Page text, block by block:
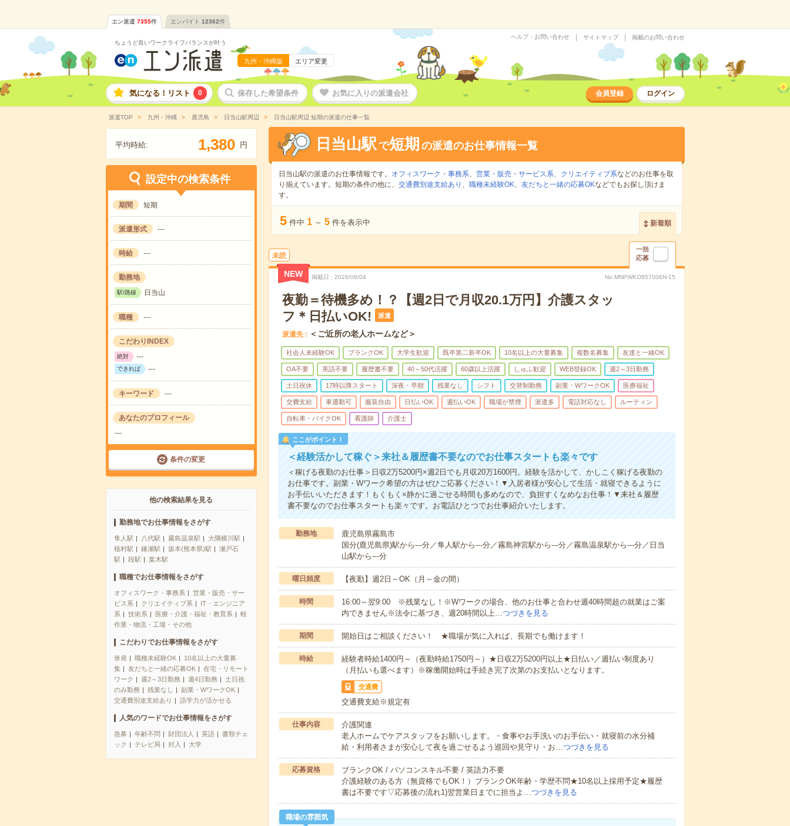
エン派遣 7355件 エンバイト 12362件
ちょうど良いワークライフバランスが叶う
九州・沖縄版 エリア変更
ヘルプ・お問い合わせ サイトマップ 掲載のお問い合わせ
気になる！リスト 0 保存した希望条件 お気に入りの派遣会社 会員登録 ログイン
派遣TOP 九州・沖縄 鹿児島 日当山駅周辺 日当山駅周辺 短期の派遣の仕事一覧
平均時給: 1,380 円
設定中の検索条件
期間 短期
派遣形式 ---
時給 ---
勤務地
駅/路線 日当山
職種 ---
こだわりINDEX
絶対 ---
できれば ---
キーワード ---
あなたのプロフィール
---
条件の変更
他の検索結果を見る
勤務地でお仕事情報をさがす
隼人駅 八代駅 霧島温泉駅
大隅横川駅
植村駅
鎌瀬駅 坂本(熊本県)駅
瀬戸石
駅
段駅 葉木駅
職種でお仕事情報をさがす
オフィスワーク・事務系
営業・販売・サー
ビス系
クリエイティブ系
IT・エンジニア
系
技術系 医療・介護・福祉・教育系
軽
作業・物流・工場・その他
こだわりでお仕事情報をさがす
単発 職種未経験OK
10名以上の大量募
集
友だちと一緒の応募OK
在宅・リモート
ワーク
週2～3日勤務 週4日勤務
土日祝
のみ勤務
残業なし
副業・WワークOK
交通費別途支給あり
語学力が活かせる
人気のワードでお仕事情報をさがす
急募 年齢不問 財団法人 英語
書類チェ
ック
テレビ局 封入 大学
日当山駅 で短期 の派遣のお仕事情報一覧
日当山駅の派遣のお仕事情報です。 オフィスワーク・事務系、 営業・販売・サービス系、 クリエイティブ系などのお仕事を取
り揃えています。短期の条件の他に、 交通費別途支給あり 、 職種未経験OK、 友だちと一緒の応募OKなどでもお探し頂けま
す。
5 件中 1 ～ 5 件を表示中 新着順
未読
一括
応募
NEW 掲載日 2026/08/04 No.MNPWKO857006N-15
夜勤＝待機多め！？【週2日で月収20.1万円】介護スタッ
フ＊日払いOK!
派遣
派遣先 ＜ご近所の老人ホームなど＞
社会人未経験OK ブランクOK 大学生歓迎 既卒第二新卒OK 10名以上の大量募集 複数名募集 友達と一緒OK
OA不要 英語不要 履歴書不要 40～50代活躍 60歳以上活躍 しゅふ歓迎 WEB登録OK 週2～3日勤務
土日祝休 17時以降スタート 深夜・早朝 残業なし シフト 交替制勤務 副業・WワークOK 医療福祉
交費支給 車通勤可 服装自由 日払いOK 週払いOK 職場が禁煙 派遣多 電話対応なし ルーティン
自転車・バイクOK 看護師 介護士
ここがポイント！
＜経験活かして稼ぐ＞来社＆履歴書不要なのでお仕事スタートも楽々です
＜稼げる夜勤のお仕事＞日収2万5200円×週2日でも月収20万1600円。経験を活かして、かしこく稼げる夜勤の
お仕事です。副業・Wワーク希望の方はぜひご応募ください！▼入居者様が安心して生活・就寝できるように
お手伝いいただきます！もくもく×静かに過ごせる時間も多めなので、負担すくなめなお仕事！▼来社＆履歴
書不要なのでお仕事スタートも楽々です。お電話ひとつでお仕事紹介いたします。
勤務地
鹿児島県霧島市
国分(鹿児島県)駅から---分／隼人駅から---分／霧島神宮駅から---分／霧島温泉駅から---分／日当
山駅から---分
曜日頻度 【夜勤】週2日～OK（月～金の間）
時間
16:00～翌9:00 ※残業なし！※Wワークの場合、他のお仕事と合わせ週40時間超の就業はご案
内できません※法令に基づき、週20時間以上…つづきを見る
期間 開始日はご相談ください！ ★職場が気に入れば、長期でも働けます！
時給
経験者時給1400円～（夜勤時給1750円～）★日収2万5200円以上★日払い／週払い制度あり
（月払いも選べます）※稼働開始時は手続き完了次第のお支払いとなります。
交通費
交通費支給※規定有
仕事内容
介護関連
老人ホームでケアスタッフをお願いします。・食事やお手洗いのお手伝い・就寝前の水分補
給・利用者さまが安心して夜を過ごせるよう巡回や見守り・お…つづきを見る
応募資格
ブランクOK / パソコンスキル不要 / 英語力不要
介護経験のある方（無資格でもOK！）ブランクOK年齢・学歴不問★10名以上採用予定★履歴
書は不要です▽応募後の流れ1)翌営業日までに担当よ…つづきを見る
職場の雰囲気